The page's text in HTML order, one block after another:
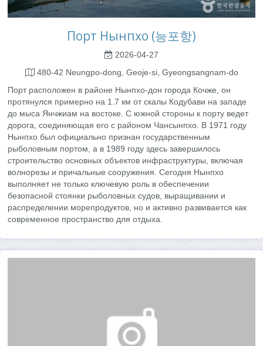
Порт Нынпхо (능포항)
2026-04-27
480-42 Neungpo-dong, Geoje-si, Gyeongsangnam-do
Порт расположен в районе Нынпхо-дон города Кочже, он
протянулся примерно на 1.7 км от скалы Кодубави на западе
до мыса Янчжиам на востоке. С южной стороны к порту ведет
дорога, соединяющая его с районом Чансынпхо. В 1971 году
Нынпхо был официально признан государственным
рыболовным портом, а в 1989 году здесь завершилось
строительство основных объектов инфраструктуры, включая
волнорезы и причальные сооружения. Сегодня Нынпхо
выполняет не только ключевую роль в обеспечении
безопасной стоянки рыболовных судов, выращивании и
распределении морепродуктов, но и активно развивается как
современное пространство для отдыха.